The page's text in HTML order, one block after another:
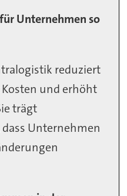
Unternehmen so
reduziert
und erhöht
trägt
Unternehmen